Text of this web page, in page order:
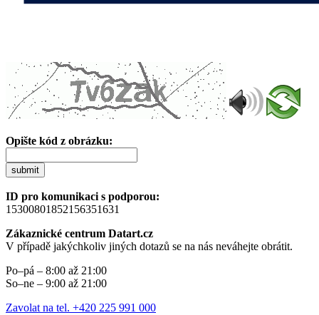
Opište kód z obrázku:
submit
ID pro komunikaci s podporou:
15300801852156351631
Zákaznické centrum Datart.cz
V případě jakýchkoliv jiných dotazů se na nás neváhejte obrátit.
Po–pá – 8:00 až 21:00
So–ne – 9:00 až 21:00
Zavolat na tel. +420 225 991 000